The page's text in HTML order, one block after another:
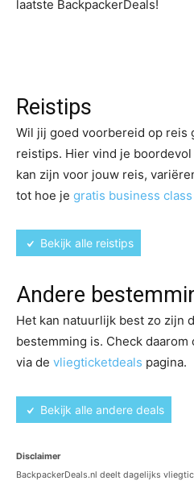
laatste BackpackerDeals!
Reistips
Wil jij goed voorbereid op reis
reistips. Hier vind je
kan zijn voor jouw reis,
tot hoe je gratis business
Bekijk alle reistips
Andere
Het kan natuurlijk best zo zijn
bestemming is. Check daarom
via de vliegticketdeals pagina.
Bekijk alle andere deals
Disclaimer
BackpackerDeals.nl deelt dagelijks